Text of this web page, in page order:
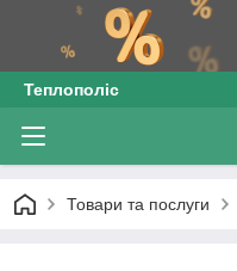
Теплополіс
Товари та послуги